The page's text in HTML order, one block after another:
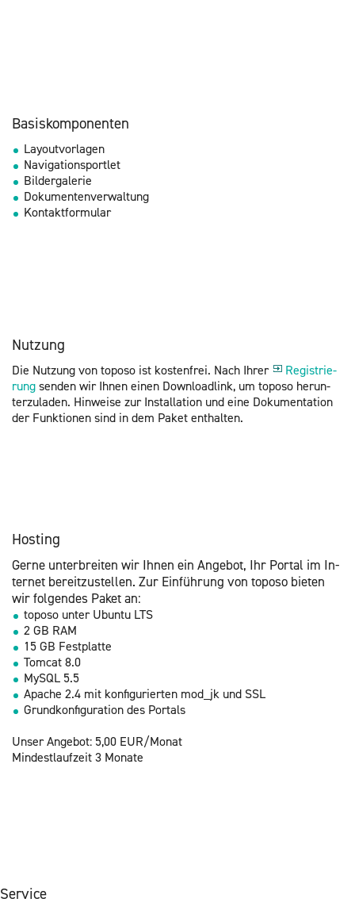
Ba­sis­kom­po­nen­ten
Lay­out­vor­la­gen
Na­vi­ga­ti­onsport­let
Bil­der­ga­le­rie
Do­ku­men­ten­ver­wal­tung
Kon­takt­for­mu­lar
Nut­zung
Die Nut­zung von to­po­so ist kos­ten­frei. Nach Ihrer
Re­gis­trie­
rung sen­den wir Ihnen einen Down­load­link, um to­po­so her­un­
ter­zu­la­den. Hin­wei­se zur In­stal­la­ti­on und eine Do­ku­men­ta­ti­on
der Funk­tio­nen sind in dem Paket ent­hal­ten.
Hos­ting
Gerne un­ter­brei­ten wir Ihnen ein An­ge­bot, Ihr Por­tal im In­
ter­net be­reit­zu­stel­len. Zur Ein­füh­rung von to­po­so bie­ten
wir fol­gen­des Paket an:
to­po­so unter Ubun­tu LTS
2 GB RAM
15 GB Fest­plat­te
Tom­cat 8.0
MySQL 5.5
Apa­che 2.4 mit kon­fi­gu­rier­ten mo­d_jk und SSL
Grund­kon­fi­gu­ra­ti­on des Por­tals
Unser An­ge­bot: 5,00 EUR/Monat
Min­dest­lauf­zeit 3 Mo­na­te
Ser­vice